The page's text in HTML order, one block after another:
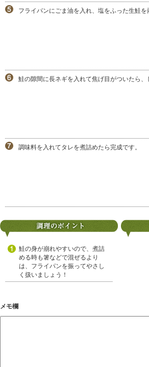
フライパンにごま油を入れ、塩をふった生鮭を
鮭の隙間に長ネギを入れて焦げ目がついたら、
調味料を入れてタレを煮詰めたら完成です。
鮭の身が崩れやすいので、煮詰
める時も箸などで混ぜるより
は、フライパンを振ってやさし
く扱いましょう！
メモ欄